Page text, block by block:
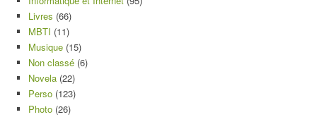
Livres (66)
MBTI (11)
Musique (15)
Non classé (6)
Novela (22)
Perso (123)
Photo (26)